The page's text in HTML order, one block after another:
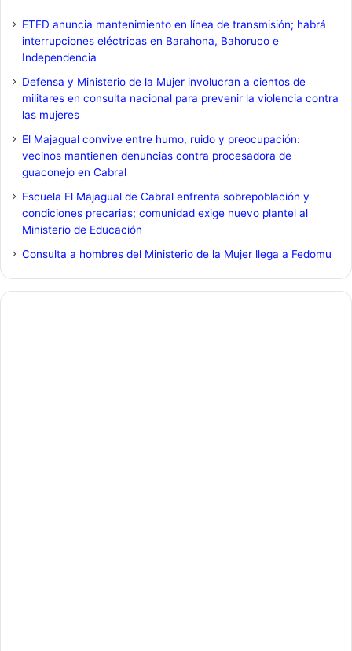
ETED anuncia mantenimiento en línea de transmisión; habrá
interrupciones eléctricas en Barahona, Bahoruco e
Independencia
Defensa y Ministerio de la Mujer involucran a cientos de
militares en consulta nacional para prevenir la violencia contra
las mujeres
El Majagual convive entre humo, ruido y preocupación:
vecinos mantienen denuncias contra procesadora de
guaconejo en Cabral
Escuela El Majagual de Cabral enfrenta sobrepoblación y
condiciones precarias; comunidad exige nuevo plantel al
Ministerio de Educación
Consulta a hombres del Ministerio de la Mujer llega a Fedomu